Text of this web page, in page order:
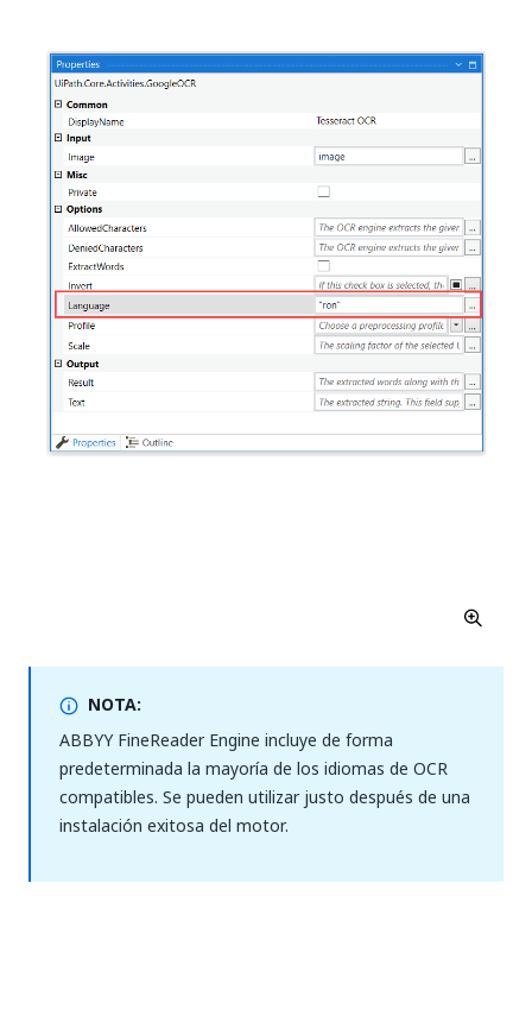
NOTA:
ABBYY FineReader Engine incluye de forma
predeterminada la mayoría de los idiomas de OCR
compatibles. Se pueden utilizar justo después de una
instalación exitosa del motor.